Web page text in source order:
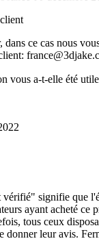
dans ce cas nous
vous a-t-elle été
signifie que
ayant acheté ce
tous ceux
donner leur avis.